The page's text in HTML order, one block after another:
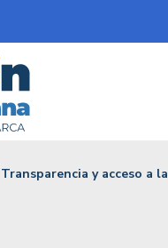
Transparencia y acceso a